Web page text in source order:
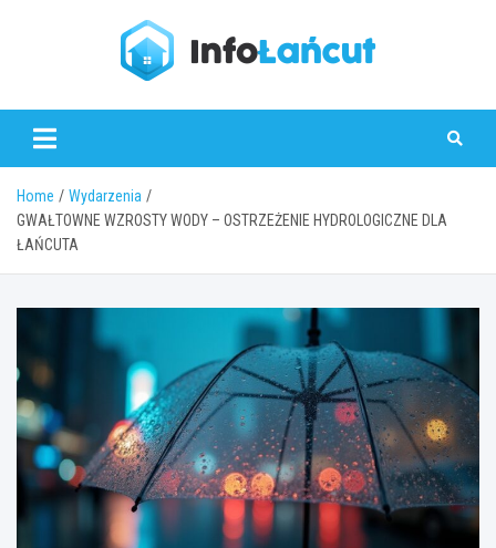
infolancut.pl
Home
Wydarzenia
GWAŁTOWNE WZROSTY WODY – OSTRZEŻENIE HYDROLOGICZNE DLA
ŁAŃCUTA